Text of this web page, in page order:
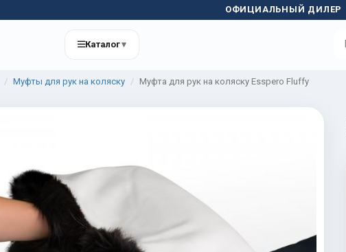
ОФИЦИАЛЬНЫЙ ДИЛЕР
Каталог▾
Муфты для рук на коляску Муфта для рук на коляску Esspero Fluffy